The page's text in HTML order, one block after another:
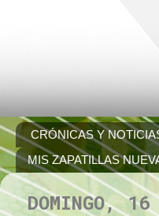
CRÓNICAS Y
MIS ZAPATILLAS
DOMINGO,